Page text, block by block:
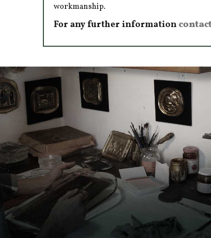
workmanship.
For any further information